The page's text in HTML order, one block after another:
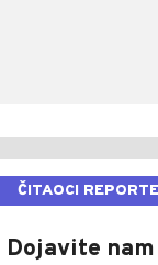
ČITAOCI
Dojavite